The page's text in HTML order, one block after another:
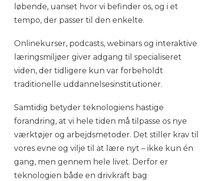
løbende, uanset hvor vi befinder os, og i et
tempo, der passer til den enkelte.
Onlinekurser, podcasts, webinars og interaktive
læringsmiljøer giver adgang til specialiseret
viden, der tidligere kun var forbeholdt
traditionelle uddannelsesinstitutioner.
Samtidig betyder teknologiens hastige
forandring, at vi hele tiden må tilpasse os nye
værktøjer og arbejdsmetoder. Det stiller krav til
vores evne og vilje til at lære nyt – ikke kun én
gang, men gennem hele livet. Derfor er
teknologien både en drivkraft bag